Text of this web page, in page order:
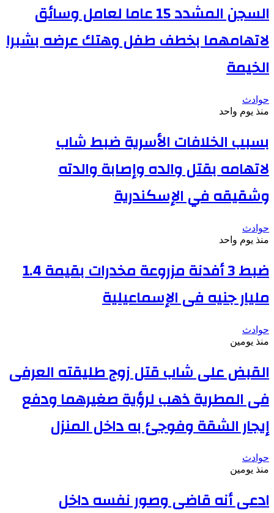
السجن المشدد 15 عاما لعامل وسائق
لاتهامهما بخطف طفل وهتك عرضه بشبرا
الخيمة
حوادث
منذ يوم واحد
بسبب الخلافات الأسرية ضبط شاب
لاتهامه بقتل والده وإصابة والدته
وشقيقه في الإسكندرية
حوادث
منذ يوم واحد
ضبط 3 أفدنة مزروعة مخدرات بقيمة 1.4
مليار جنيه فى الإسماعيلية
حوادث
منذ يومين
القبض على شاب قتل زوج طليقته العرفى
فى المطرية ذهب لرؤية صغيرهما ودفع
إيجار الشقة وفوجئ به داخل المنزل
حوادث
منذ يومين
ادعى أنه قاضى وصور نفسه داخل